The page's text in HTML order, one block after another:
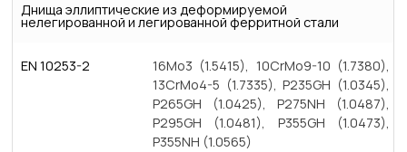
Днища эллиптические из деформируемой
нелегированной и легированной ферритной стали
EN 10253-2
16Mo3 (1.5415), 10CrMo9-10 (1.7380),
13CrMo4-5 (1.7335), P235GH (1.0345),
P265GH (1.0425), P275NH (1.0487),
P295GH (1.0481), P355GH (1.0473),
P355NH (1.0565)